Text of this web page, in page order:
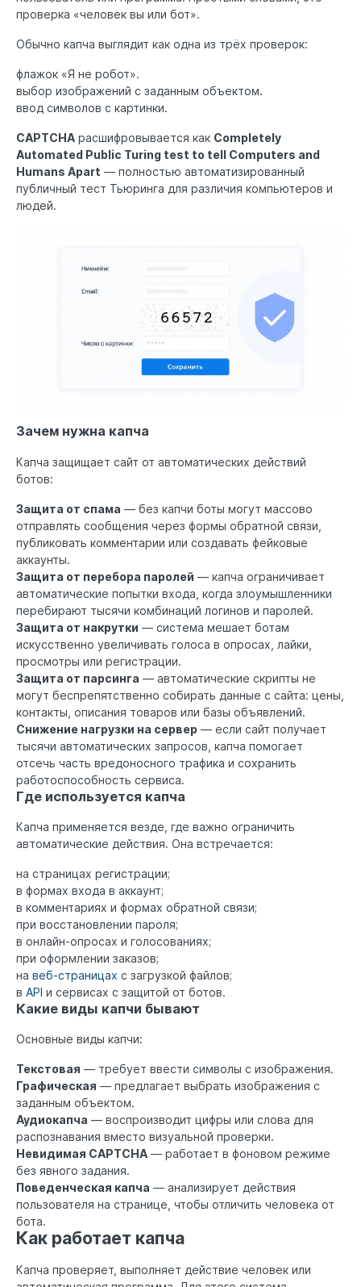
проверка «человек вы или бот».
Обычно капча выглядит как одна из трёх проверок:
флажок «Я не робот».
выбор изображений с заданным объектом.
ввод символов с картинки.
CAPTCHA расшифровывается как Completely
Automated Public Turing test to tell Computers and
Humans Apart — полностью автоматизированный
публичный тест Тьюринга для различия компьютеров и
людей.
Зачем нужна капча
Капча защищает сайт от автоматических действий
ботов:
Защита от спама — без капчи боты могут массово
отправлять сообщения через формы обратной связи,
публиковать комментарии или создавать фейковые
аккаунты.
Защита от перебора паролей — капча ограничивает
автоматические попытки входа, когда злоумышленники
перебирают тысячи комбинаций логинов и паролей.
Защита от накрутки — система мешает ботам
искусственно увеличивать голоса в опросах, лайки,
просмотры или регистрации.
Защита от парсинга — автоматические скрипты не
могут беспрепятственно собирать данные с сайта: цены,
контакты, описания товаров или базы объявлений.
Снижение нагрузки на сервер — если сайт получает
тысячи автоматических запросов, капча помогает
отсечь часть вредоносного трафика и сохранить
работоспособность сервиса.
Где используется капча
Капча применяется везде, где важно ограничить
автоматические действия. Она встречается:
на страницах регистрации;
в формах входа в аккаунт;
в комментариях и формах обратной связи;
при восстановлении пароля;
в онлайн-опросах и голосованиях;
при оформлении заказов;
на веб-страницах с загрузкой файлов;
в API и сервисах с защитой от ботов.
Какие виды капчи бывают
Основные виды капчи:
Текстовая — требует ввести символы с изображения.
Графическая — предлагает выбрать изображения с
заданным объектом.
Аудиокапча — воспроизводит цифры или слова для
распознавания вместо визуальной проверки.
Невидимая CAPTCHA — работает в фоновом режиме
без явного задания.
Поведенческая капча — анализирует действия
пользователя на странице, чтобы отличить человека от
бота.
Как работает капча
Капча проверяет, выполняет действие человек или